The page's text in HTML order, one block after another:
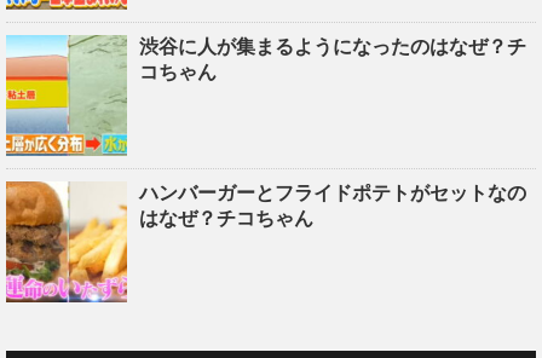
渋谷に人が集まるようになったのはなぜ？チ
コちゃん
ハンバーガーとフライドポテトがセットなの
はなぜ？チコちゃん